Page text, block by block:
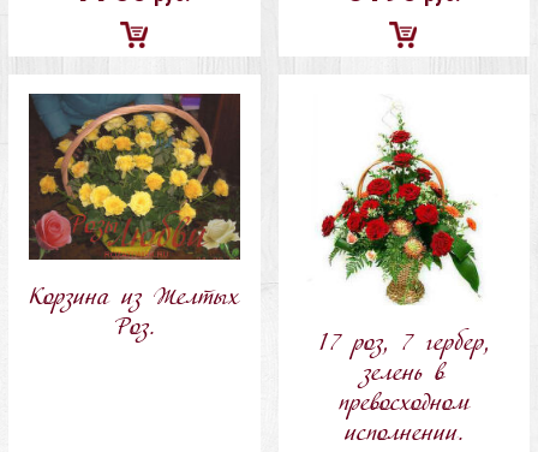
Добавить
в
корзину
Добавить
корзину
Корзина из Желтых
Роз.
17 роз, 7 гербер,
зелень в
превосходном
исполнении.